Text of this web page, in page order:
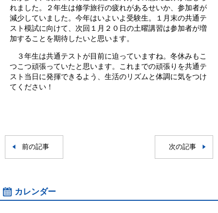
れました。２年生は修学旅行の疲れがあるせいか、参加者が
減少していました。今年はいよいよ受験生。１月末の共通テ
スト模試に向けて、次回１月２０日の土曜講習は参加者が増
加することを期待したいと思います。
３年生は共通テストが目前に迫っていますね。冬休みもこ
つこつ頑張っていたと思います。これまでの頑張りを共通テ
スト当日に発揮できるよう、生活のリズムと体調に気をつけ
てください！
前の記事 次の記事
カレンダー